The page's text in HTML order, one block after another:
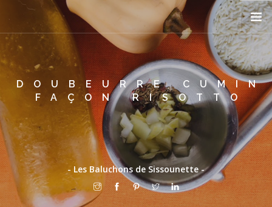
PRÉSENTATION
TON MARCHÉ
FEUILLE DE CHOU
BLOG
PÊLE-MÊLE
CONTACT
DOUBEURRE CUMIN
FAÇON RISOTTO
- Les Baluchons de Sissounette -